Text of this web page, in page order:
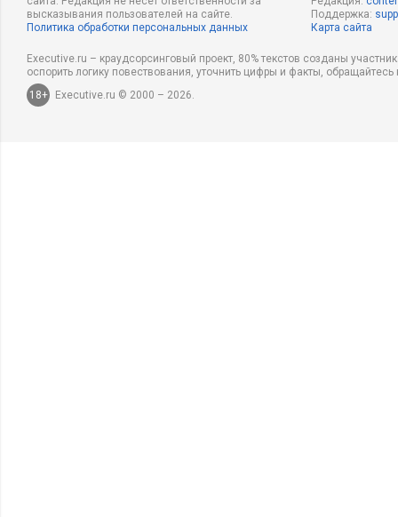
высказывания пользователей на сайте.
Политика обработки персональных данных
Поддержка:
Карта сайта
Executive.ru – краудсорсинговый проект, 80% текстов созданы
оспорить логику повествования, уточнить цифры и факты,
18+
Executive.ru © 2000 – 2026.